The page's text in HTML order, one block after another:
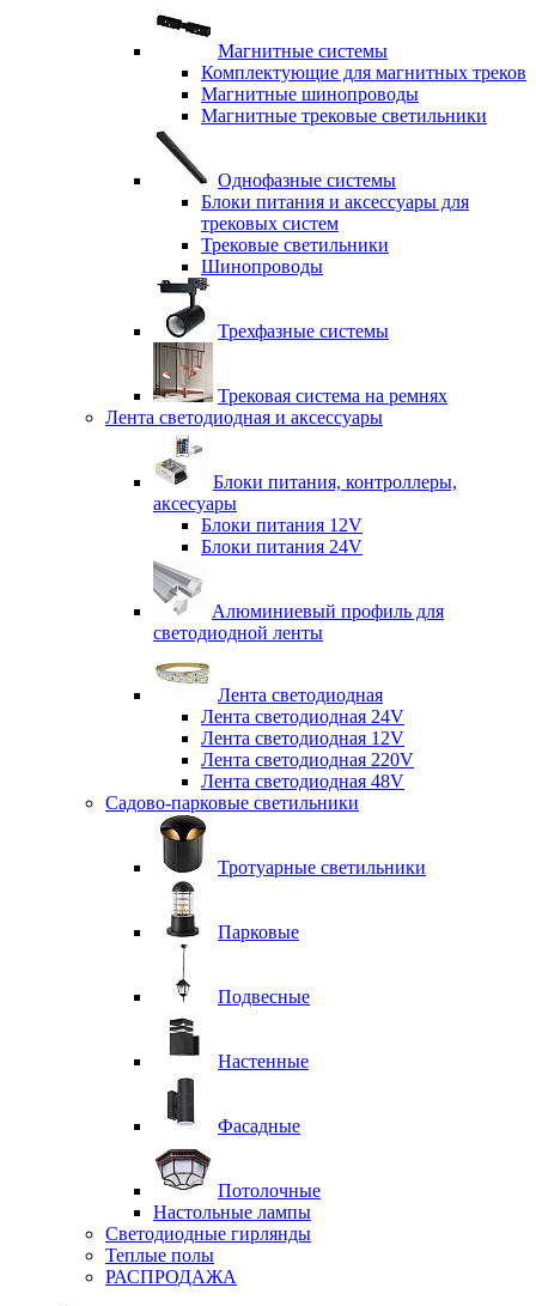
Магнитные системы
Комплектующие для магнитных треков
Магнитные шинопроводы
Магнитные трековые светильники
Однофазные системы
Блоки питания и аксессуары для
трековых систем
Трековые светильники
Шинопроводы
Трехфазные системы
Трековая система на ремнях
Лента светодиодная и аксессуары
Блоки питания, контроллеры,
аксесуары
Блоки питания 12V
Блоки питания 24V
Алюминиевый профиль для
светодиодной ленты
Лента светодиодная
Лента светодиодная 24V
Лента светодиодная 12V
Лента светодиодная 220V
Лента светодиодная 48V
Садово-парковые светильники
Тротуарные светильники
Парковые
Подвесные
Настенные
Фасадные
Потолочные
Настольные лампы
Светодиодные гирлянды
Теплые полы
РАСПРОДАЖА